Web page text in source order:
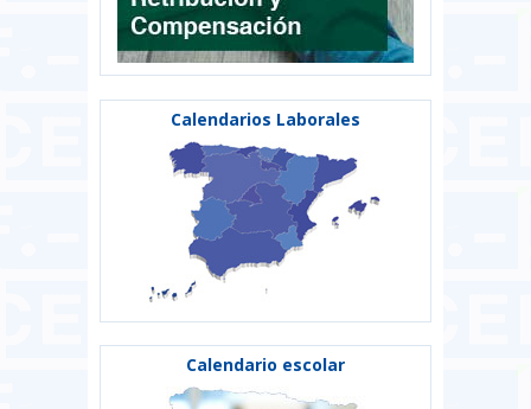
Calendarios Laborales
Calendario escolar